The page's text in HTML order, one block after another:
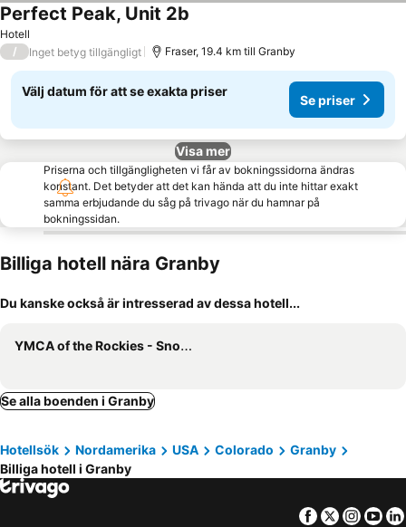
Hotell
Perfect Peak, Unit 2b
/ Inget betyg tillgängligt Fraser, 19.4 km till Granby
Välj datum för att se exakta priser
Se priser
Visa mer
Priserna och tillgängligheten vi får av bokningssidorna ändras
konstant. Det betyder att det kan hända att du inte hittar exakt
samma erbjudande du såg på trivago när du hamnar på
bokningssidan.
Billiga hotell nära Granby
Du kanske också är intresserad av dessa hotell...
YMCA of the Rockies - Snow Mountain Ranch
Se alla boenden i Granby
Hotellsök Nordamerika USA Colorado
Granby
Billiga hotell i Granby
Facebook
Twitter